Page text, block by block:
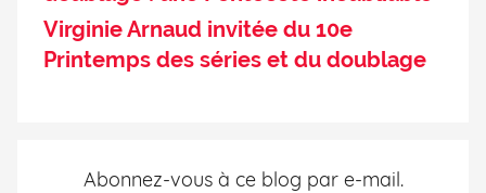
Virginie Arnaud invitée du 10e
Printemps des séries et du doublage
Abonnez-vous à ce blog par e-mail.